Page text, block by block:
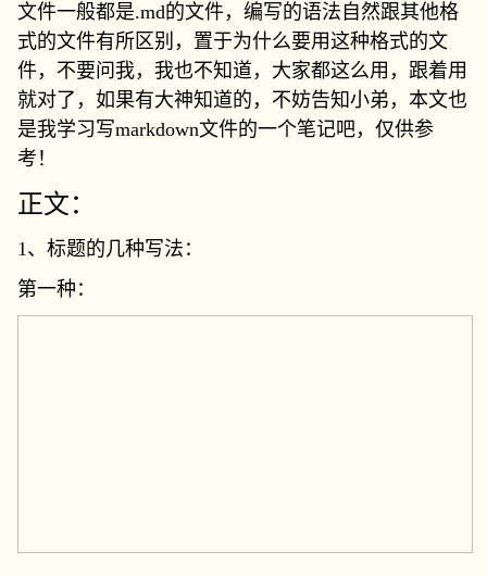
文件一般都是.md的文件，编写的语法自然跟其他格
式的文件有所区别，置于为什么要用这种格式的文
件，不要问我，我也不知道，大家都这么用，跟着用
就对了，如果有大神知道的，不妨告知小弟，本文也
是我学习写markdown文件的一个笔记吧，仅供参
考！
正文：
1、标题的几种写法：
第一种：